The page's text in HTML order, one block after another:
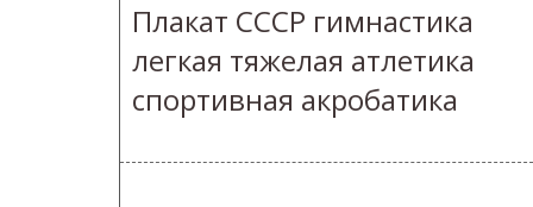
Плакат СССР гимнастика
легкая тяжелая атлетика
спортивная акробатика